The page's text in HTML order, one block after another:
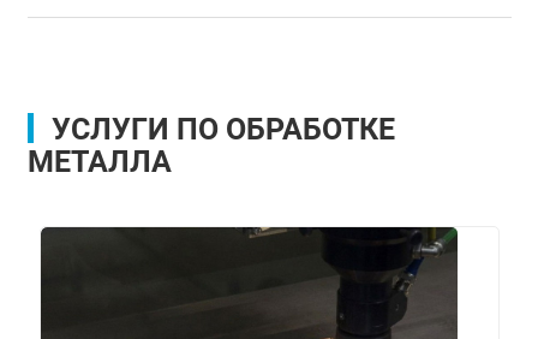
УСЛУГИ ПО ОБРАБОТКЕ
МЕТАЛЛА